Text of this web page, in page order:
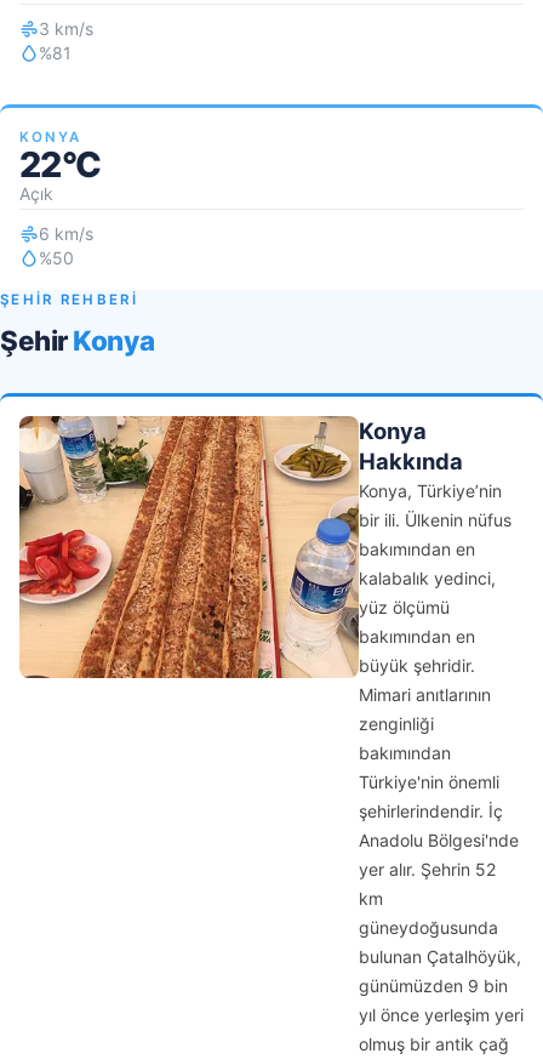
3 km/s
%81
KONYA
22°C
Açık
6 km/s
%50
ŞEHİR REHBERİ
ŞehirKonya
Konya
Hakkında
Konya, Türkiye’nin
bir ili. Ülkenin nüfus
bakımından en
kalabalık yedinci,
yüz ölçümü
bakımından en
büyük şehridir.
Mimari anıtlarının
zenginliği
bakımından
Türkiye'nin önemli
şehirlerindendir. İç
Anadolu Bölgesi'nde
yer alır. Şehrin 52
km
güneydoğusunda
bulunan Çatalhöyük,
günümüzden 9 bin
yıl önce yerleşim yeri
olmuş bir antik çağ